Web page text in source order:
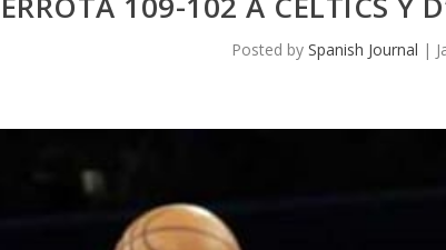
Posted by Spanish Journal |